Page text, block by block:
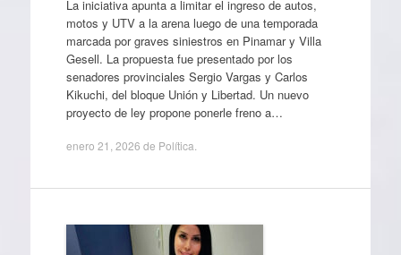
La iniciativa apunta a limitar el ingreso de autos,
motos y UTV a la arena luego de una temporada
marcada por graves siniestros en Pinamar y Villa
Gesell. La propuesta fue presentado por los
senadores provinciales Sergio Vargas y Carlos
Kikuchi, del bloque Unión y Libertad. Un nuevo
proyecto de ley propone ponerle freno a…
enero 21, 2026 de Política